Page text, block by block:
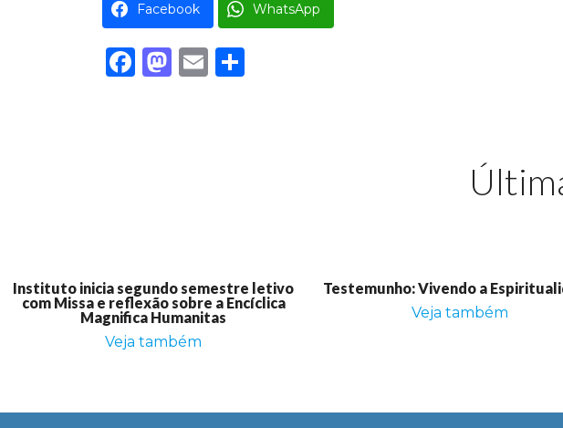
Facebook WhatsApp
Facebook
Mastodon
Email
Instituto inicia segundo semestre letivo
com Missa e reflexão sobre a Encíclica
Magnifica Humanitas
Veja também
Testemunho: Vivendo a
Veja também